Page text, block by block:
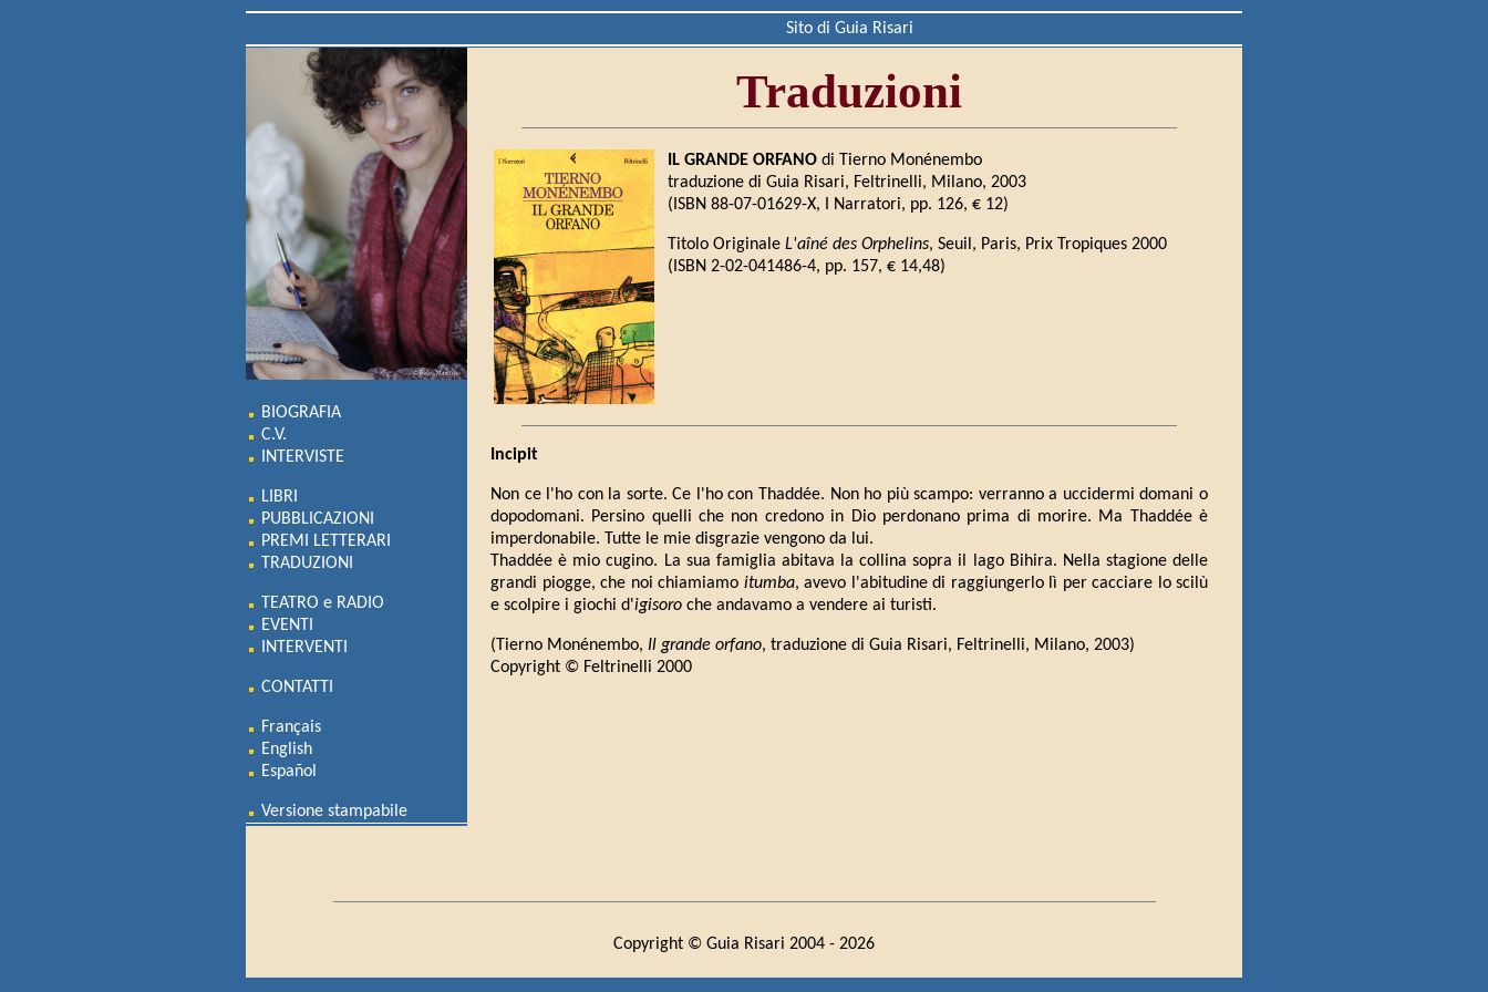
Sito di Guia Risari
BIOGRAFIA
C.V.
INTERVISTE
LIBRI
PUBBLICAZIONI
PREMI LETTERARI
TRADUZIONI
TEATRO e RADIO
EVENTI
INTERVENTI
CONTATTI
Français
English
Español
Versione stampabile
Traduzioni
IL GRANDE ORFANO di Tierno Monénembo
traduzione di Guia Risari, Feltrinelli, Milano, 2003
(ISBN 88-07-01629-X, I Narratori, pp. 126, € 12)
Titolo Originale L'aîné des Orphelins, Seuil, Paris, Prix Tropiques 2000
(ISBN 2-02-041486-4, pp. 157, € 14,48)
Incipit
Non ce l'ho con la sorte. Ce l'ho con Thaddée. Non ho più scampo: verranno a uccidermi domani o
dopodomani. Persino quelli che non credono in Dio perdonano prima di morire. Ma Thaddée è
imperdonabile. Tutte le mie disgrazie vengono da lui.
Thaddée è mio cugino. La sua famiglia abitava la collina sopra il lago Bihira. Nella stagione delle
grandi piogge, che noi chiamiamo itumba, avevo l'abitudine di raggiungerlo lì per cacciare lo scilù
e scolpire i giochi d'igisoro che andavamo a vendere ai turisti.
(Tierno Monénembo, Il grande orfano, traduzione di Guia Risari, Feltrinelli, Milano, 2003)
Copyright © Feltrinelli 2000
Copyright © Guia Risari 2004 - 2026